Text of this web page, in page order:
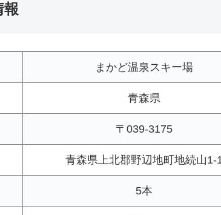
まかど温泉スキー場
青森県
〒039-3175
青森県上北郡野辺地町地続山1-
5本